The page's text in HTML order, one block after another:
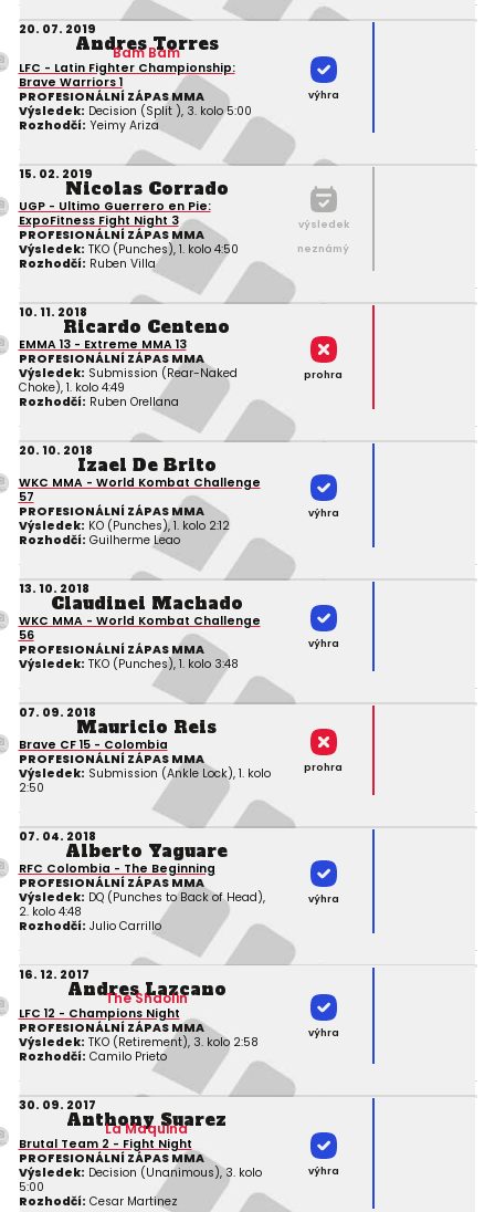
20. 07. 2019
Andres Torres
Bam Bam
LFC - Latin Fighter Championship:
Brave Warriors 1
PROFESIONÁLNÍ ZÁPAS MMA
Výsledek: Decision (Split ), 3. kolo 5:00
Rozhodčí: Yeimy Ariza
výhra
15. 02. 2019
Nicolas Corrado
UGP - Ultimo Guerrero en Pie:
ExpoFitness Fight Night 3
PROFESIONÁLNÍ ZÁPAS MMA
Výsledek: TKO (Punches), 1. kolo 4:50
Rozhodčí: Ruben Villa
výsledek
neznámý
10. 11. 2018
Ricardo Centeno
EMMA 13 - Extreme MMA 13
PROFESIONÁLNÍ ZÁPAS MMA
Výsledek: Submission (Rear-Naked
Choke), 1. kolo 4:49
Rozhodčí: Ruben Orellana
prohra
20. 10. 2018
Izael De Brito
WKC MMA - World Kombat Challenge
57
PROFESIONÁLNÍ ZÁPAS MMA
Výsledek: KO (Punches), 1. kolo 2:12
Rozhodčí: Guilherme Leao
výhra
13. 10. 2018
Claudinei Machado
WKC MMA - World Kombat Challenge
56
PROFESIONÁLNÍ ZÁPAS MMA
Výsledek: TKO (Punches), 1. kolo 3:48
výhra
07. 09. 2018
Mauricio Reis
Brave CF 15 - Colombia
PROFESIONÁLNÍ ZÁPAS MMA
Výsledek: Submission (Ankle Lock), 1. kolo
2:50
prohra
07. 04. 2018
Alberto Yaguare
RFC Colombia - The Beginning
PROFESIONÁLNÍ ZÁPAS MMA
Výsledek: DQ (Punches to Back of Head),
2. kolo 4:48
Rozhodčí: Julio Carrillo
výhra
16. 12. 2017
Andres Lazcano
The Shaolin
LFC 12 - Champions Night
PROFESIONÁLNÍ ZÁPAS MMA
Výsledek: TKO (Retirement), 3. kolo 2:58
Rozhodčí: Camilo Prieto
výhra
30. 09. 2017
Anthony Suarez
La Maquina
Brutal Team 2 - Fight Night
PROFESIONÁLNÍ ZÁPAS MMA
Výsledek: Decision (Unanimous), 3. kolo
5:00
Rozhodčí: Cesar Martinez
výhra